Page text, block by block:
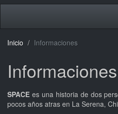
Inicio Informaciones
Informaciones
SPACE es una historia de dos
pocos años atras en La Serena,